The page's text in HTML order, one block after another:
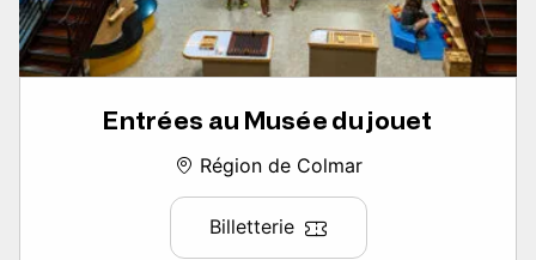
Entrées au Musée du jouet
Région de Colmar
Billetterie